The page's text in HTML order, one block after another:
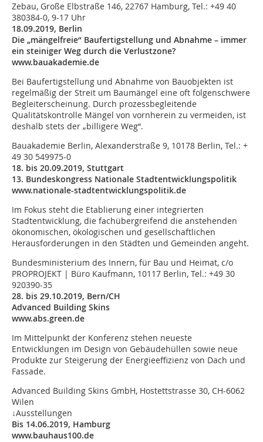
Zebau, Große Elbstraße 146, 22767 Hamburg, Tel.: +49 40
380384-0, 9-17 Uhr
18.09.2019, Berlin
Die „mängelfreie“ Baufertigstellung und Abnahme – immer
ein steiniger Weg durch die Verlustzone?
www.bauakademie.de
Bei Baufertigstellung und Abnahme von Bauobjekten ist
regelmäßig der Streit um Baumängel eine oft folgenschwere
Begleiterscheinung. Durch prozessbegleitende
Qualitätskontrolle Mängel von vornherein zu vermeiden, ist
deshalb stets der „billigere Weg“.
Bauakademie Berlin, Alexanderstraße 9, 10178 Berlin, Tel.: +
49 30 549975-0
18. bis 20.09.2019, Stuttgart
13. Bundeskongress Nationale Stadtentwicklungspolitik
www.nationale-stadtentwicklungspolitik.de
Im Fokus steht die Etablierung einer integrierten
Stadtentwicklung, die fachübergreifend die anstehenden
ökonomischen, ökologischen und gesellschaftlichen
Herausforderungen in den Städten und Gemeinden angeht.
Bundesministerium des Innern, für Bau und Heimat, c/o
PROPROJEKT | Büro Kaufmann, 10117 Berlin, Tel.: +49 30
920390-35
28. bis 29.10.2019, Bern/CH
Advanced Building Skins
www.abs.green.de
Im Mittelpunkt der Konferenz stehen neueste
Entwicklungen im Design von Gebäudehüllen sowie neue
Produkte zur Steigerung der Energieeffizienz von Dach und
Fassade.
Advanced Building Skins GmbH, Hostettstrasse 30, CH-6062
Wilen
↓Ausstellungen
Bis 14.06.2019, Hamburg
www.bauhaus100.de